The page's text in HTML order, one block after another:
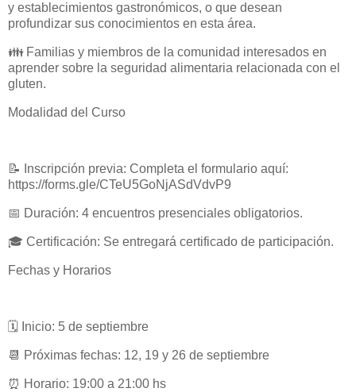
y establecimientos gastronómicos, o que desean
profundizar sus conocimientos en esta área.
👪 Familias y miembros de la comunidad interesados en
aprender sobre la seguridad alimentaria relacionada con el
gluten.
Modalidad del Curso
📝 Inscripción previa: Completa el formulario aquí:
https://forms.gle/CTeU5GoNjASdVdvP9
📅 Duración: 4 encuentros presenciales obligatorios.
🎓 Certificación: Se entregará certificado de participación.
Fechas y Horarios
🗓️ Inicio: 5 de septiembre
📆 Próximas fechas: 12, 19 y 26 de septiembre
⏰ Horario: 19:00 a 21:00 hs